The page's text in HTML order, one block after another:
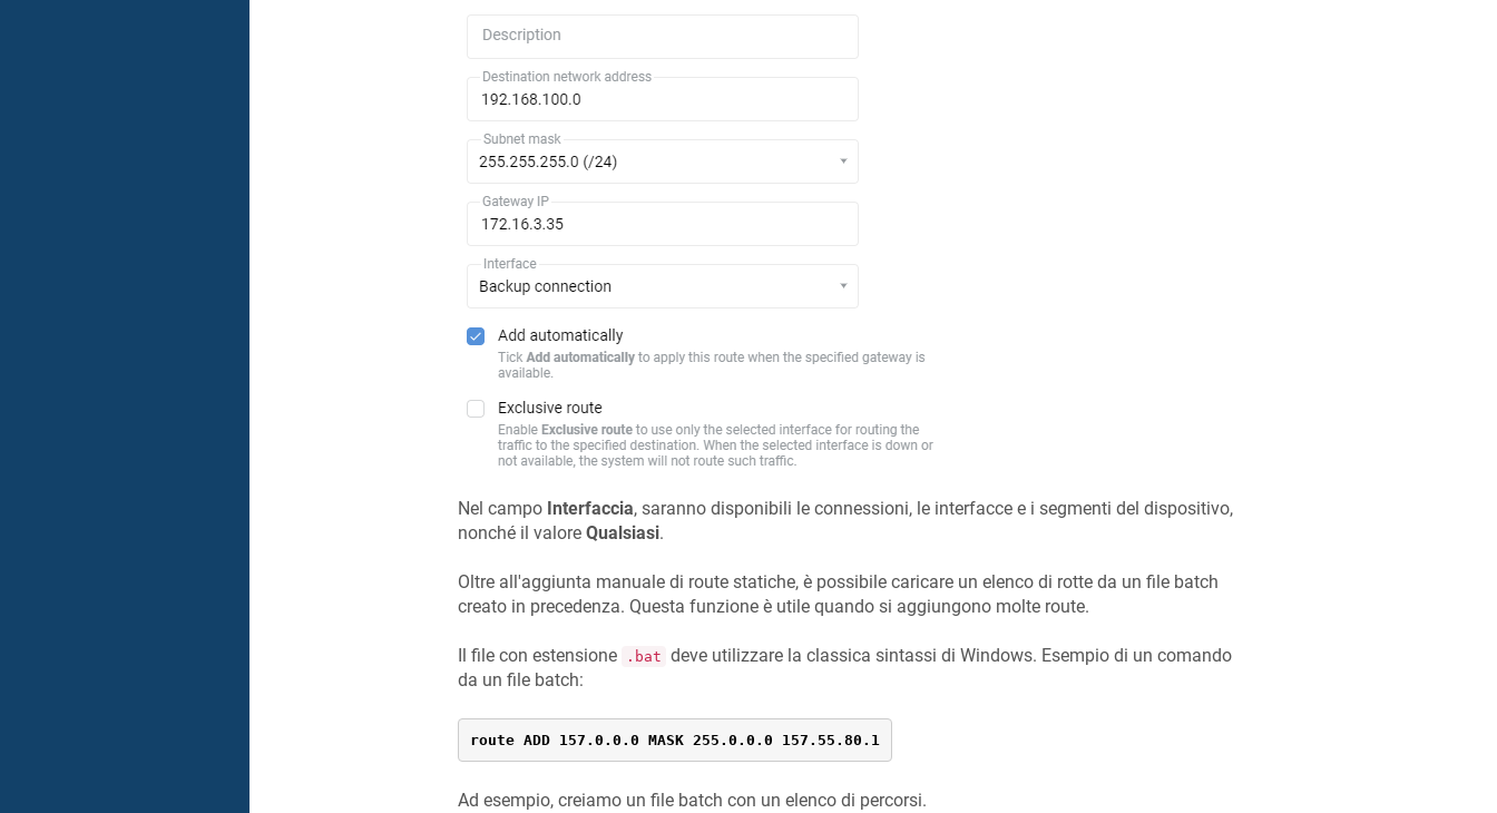
Nel campo Interfaccia, saranno disponibili le connessioni, le interfacce e i segmenti del dispositivo,
nonché il valore Qualsiasi.
Oltre all'aggiunta manuale di route statiche, è possibile caricare un elenco di rotte da un file batch
creato in precedenza. Questa funzione è utile quando si aggiungono molte route.
Il file con estensione .bat deve utilizzare la classica sintassi di Windows. Esempio di un comando
da un file batch:
route ADD 157.0.0.0 MASK 255.0.0.0 157.55.80.1
Ad esempio, creiamo un file batch con un elenco di percorsi.